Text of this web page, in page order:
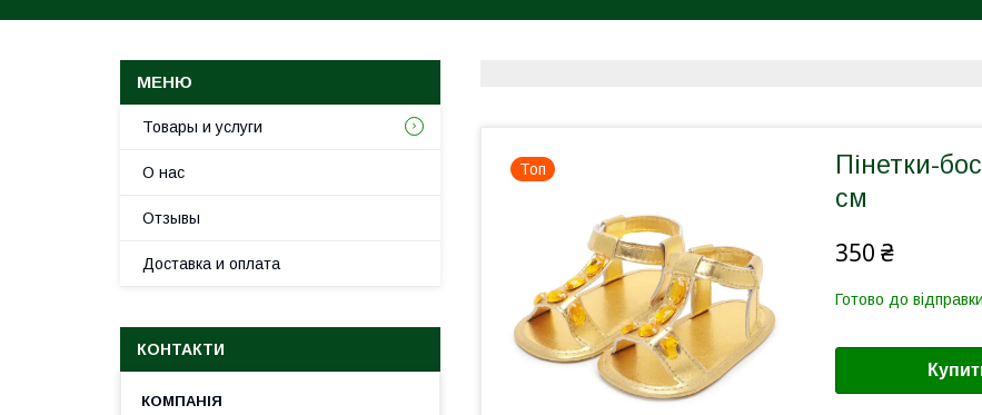
Топ
Пінетки-
см
350 ₴
Готово до відправки
Товары и услуги
О нас
Отзывы
Доставка и оплата
КОНТАКТИ